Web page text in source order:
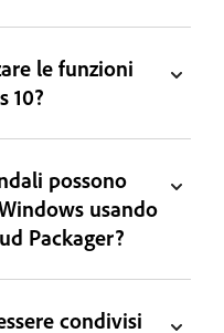
le funzioni
10?
possono
usando
Packager?
condivisi